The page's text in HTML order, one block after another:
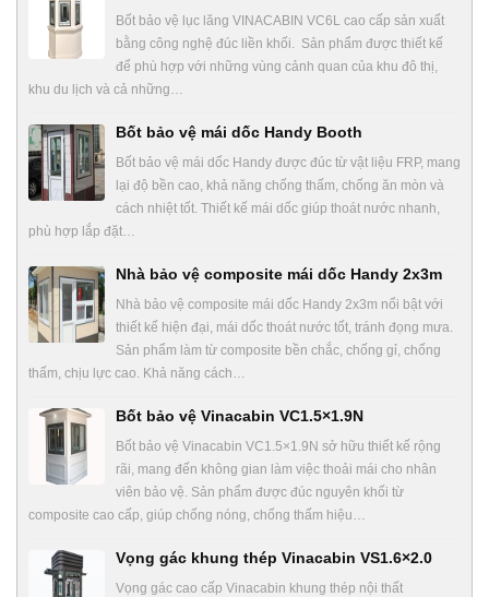
Bốt bảo vệ lục lăng VINACABIN VC6L cao cấp sản xuất
bằng công nghệ đúc liền khối. Sản phẩm được thiết kế
để phù hợp với những vùng cảnh quan của khu đô thị,
khu du lịch và cả những…
Bốt bảo vệ mái dốc Handy Booth
Bốt bảo vệ mái dốc Handy được đúc từ vật liệu FRP, mang
lại độ bền cao, khả năng chống thấm, chống ăn mòn và
cách nhiệt tốt. Thiết kế mái dốc giúp thoát nước nhanh,
phù hợp lắp đặt…
Nhà bảo vệ composite mái dốc Handy 2x3m
Nhà bảo vệ composite mái dốc Handy 2x3m nổi bật với
thiết kế hiện đại, mái dốc thoát nước tốt, tránh đọng mưa.
Sản phẩm làm từ composite bền chắc, chống gỉ, chống
thấm, chịu lực cao. Khả năng cách…
Bốt bảo vệ Vinacabin VC1.5×1.9N
Bốt bảo vệ Vinacabin VC1.5×1.9N sở hữu thiết kế rộng
rãi, mang đến không gian làm việc thoải mái cho nhân
viên bảo vệ. Sản phẩm được đúc nguyên khối từ
composite cao cấp, giúp chống nóng, chống thấm hiệu…
Vọng gác khung thép Vinacabin VS1.6×2.0
Vọng gác cao cấp Vinacabin khung thép nội thất